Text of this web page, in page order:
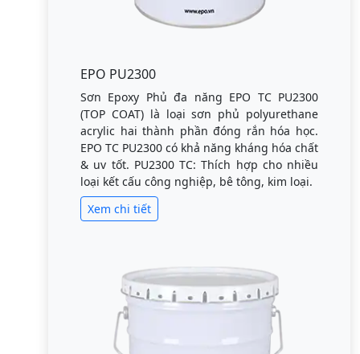
EPO PU2300
Sơn Epoxy Phủ đa năng EPO TC PU2300
(TOP COAT) là loại sơn phủ polyurethane
acrylic hai thành phần đóng rắn hóa học.
EPO TC PU2300 có khả năng kháng hóa chất
& uv tốt. PU2300 TC: Thích hợp cho nhiều
loại kết cấu công nghiệp, bê tông, kim loại.
Xem chi tiết